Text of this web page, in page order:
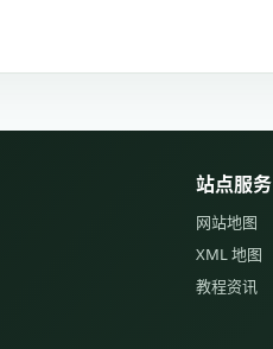
站点服务
网站地图
XML 地图
教程资讯